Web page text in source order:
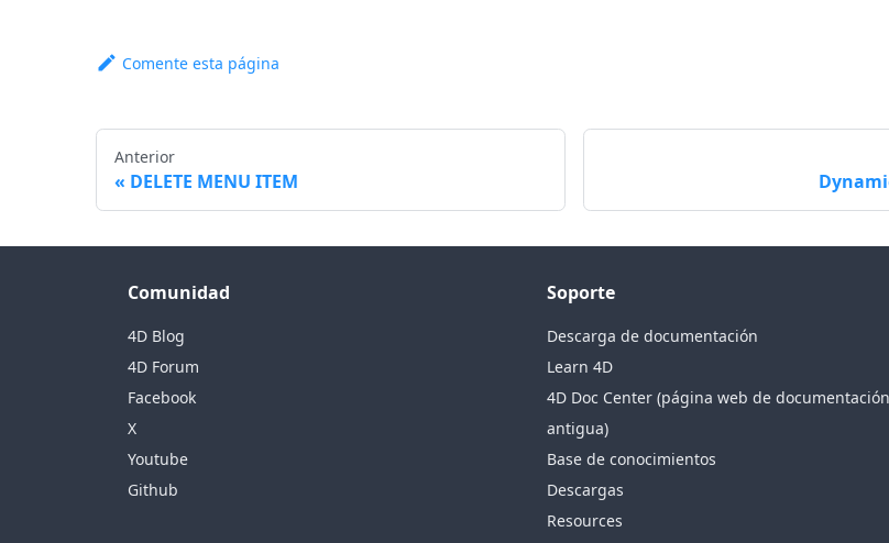
Comente esta página
Anterior
DELETE MENU ITEM
Comunidad
4D Blog
4D Forum
Facebook
X
Youtube
Github
Soporte
Descarga de documentación
Learn 4D
4D Doc Center (página web de documentación
antigua)
Base de conocimientos
Descargas
Resources